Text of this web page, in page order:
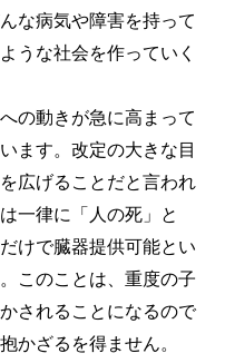
な病気や障害を持って
うな社会を作っていく
動きが急に高まって
ます。改定の大きな目
広げることだと言われ
一律に「人の死」と
けで臓器提供可能とい
このことは、重度の子
されることになるので
かざるを得ません。